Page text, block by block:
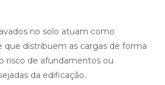
no solo atuam como
distribuem as cargas de forma
risco de afundamentos ou
da edificação.